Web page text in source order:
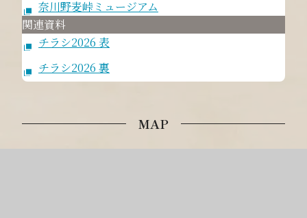
奈川野麦峠ミュージアム
関連資料
チラシ2026 表
チラシ2026 裏
MAP